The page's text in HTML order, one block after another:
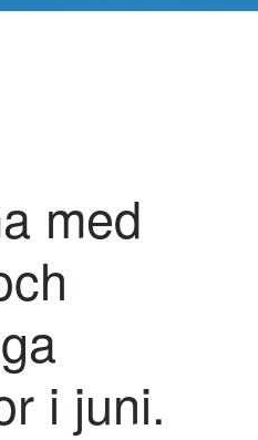
med
i juni.